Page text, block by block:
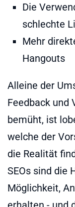
Die
schlechte
Mehr
Hangouts
Alleine der
Feedback und
bemüht, ist
welche der
die Realität
SEOs sind die
Möglichkeit,